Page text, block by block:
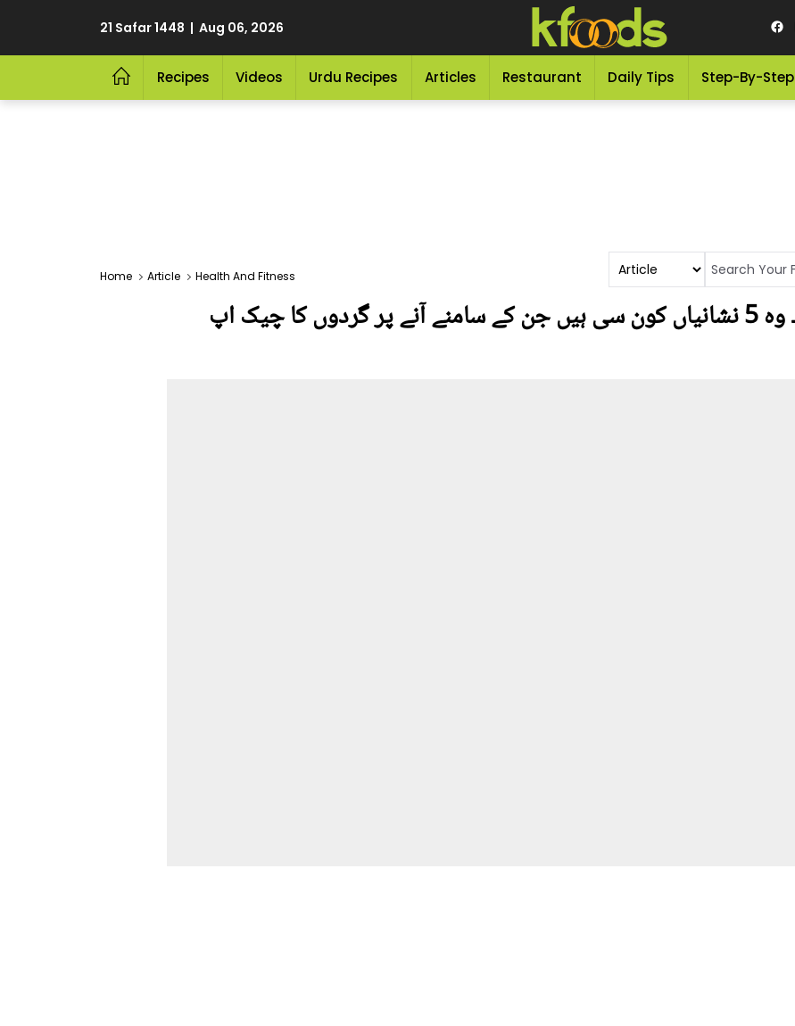
21 Safar 1448 | Aug 06, 2026
Recipes Videos Urdu Recipes Articles Restaurant Daily Tips Step-By-Step
Home Article Health And Fitness
گردے چیک کرنے کا طریقہ ۔ وہ 5 نشانیاں کون سی ہیں جن کے سامنے آنے پر گردوں کا چیک اپ